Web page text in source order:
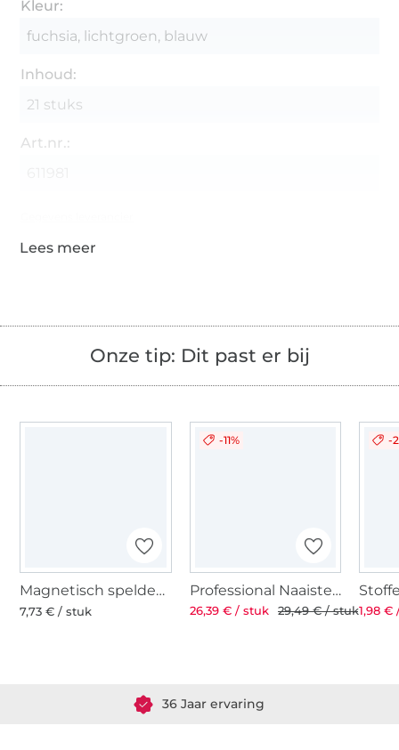
Kleur:
fuchsia, lichtgroen, blauw
Inhoud:
21 stuks
Art.nr.:
Onze tip: Dit past er bij
Magnetisch speldenkussen
7,73 € / stuk
-11%
Professional Naaistersschaar ST 8'' 21 cm
26,39 € / stuk 29,49 € / stuk
-
1,98 €
36 Jaar ervaring